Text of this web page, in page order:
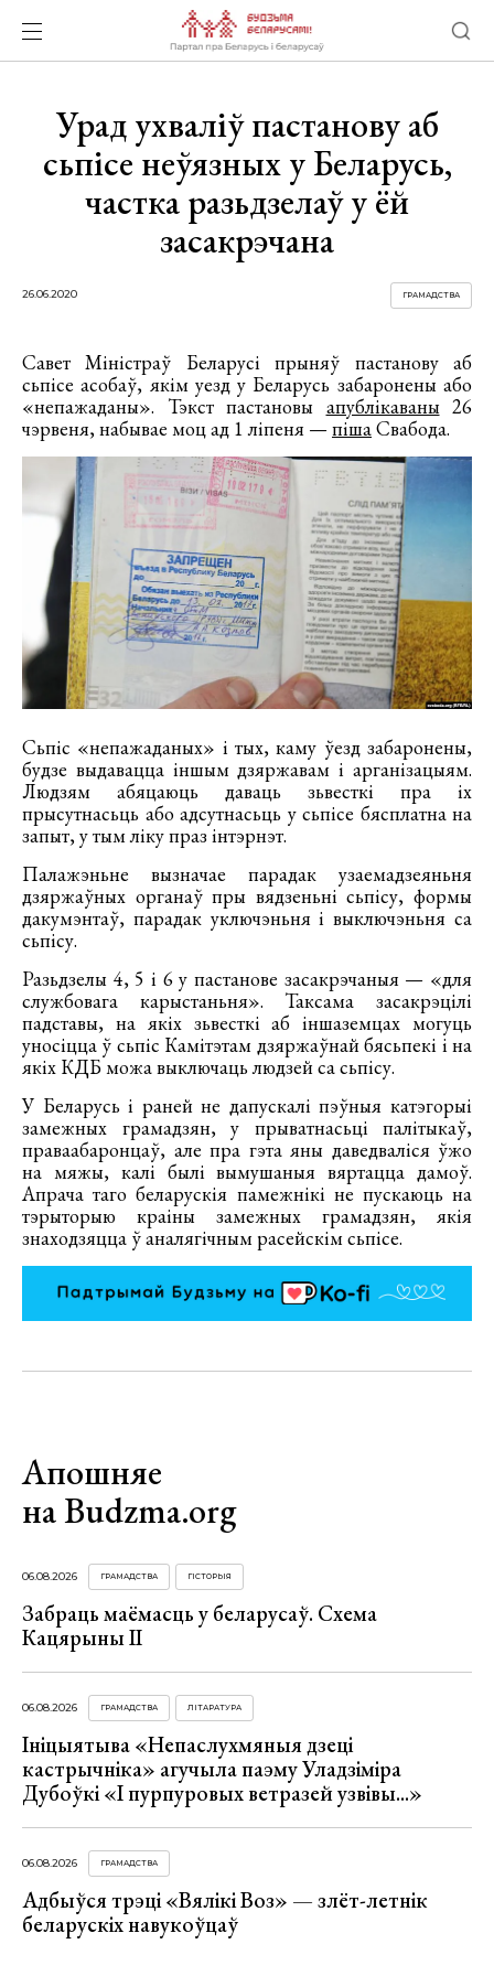
Урад ухваліў пастанову аб
сьпісе неўязных у Беларусь,
частка разьдзелаў у ёй
засакрэчана
26.06.2020 ГРАМАДСТВА
Савет Міністраў Беларусі прыняў пастанову аб
сьпісе асобаў, якім уезд у Беларусь забаронены або
«непажаданы». Тэкст пастановы апублікаваны26
чэрвеня, набывае моц ад 1 ліпеня —пішаСвабода.
Сьпіс «непажаданых» і тых, каму ўезд забаронены,
будзе выдавацца іншым дзяржавам і арганізацыям.
Людзям абяцаюць даваць зьвесткі пра іх
прысутнасьць або адсутнасьць у сьпісе бясплатна на
запыт, у тым ліку праз інтэрнэт.
Палажэньне вызначае парадак узаемадзеяньня
дзяржаўных органаў пры вядзеньні сьпісу, формы
дакумэнтаў, парадак уключэньня і выключэньня са
сьпісу.
Разьдзелы 4, 5 і 6 у пастанове засакрэчаныя — «для
службовага карыстаньня». Таксама засакрэцілі
падставы, на якіх зьвесткі аб іншаземцах могуць
уносіцца ў сьпіс Камітэтам дзяржаўнай бясьпекі і на
якіх КДБ можа выключаць людзей са сьпісу.
У Беларусь і раней не дапускалі пэўныя катэгорыі
замежных грамадзян, у прыватнасьці палітыкаў,
праваабаронцаў, але пра гэта яны даведваліся ўжо
на мяжы, калі былі вымушаныя вяртацца дамоў.
Апрача таго беларускія памежнікі не пускаюць на
тэрыторыю краіны замежных грамадзян, якія
знаходзяцца ў аналягічным расейскім сьпісе.
Апошняе
на Budzma.org
06.08.2026 ГРАМАДСТВА ГІСТОРЫЯ
Забраць маёмасць у беларусаў. Схема
Кацярыны ІІ
06.08.2026 ГРАМАДСТВА ЛІТАРАТУРА
Ініцыятыва «Непаслухмяныя дзеці
кастрычніка» агучыла паэму Уладзіміра
Дубоўкі «І пурпуровых ветразей узвівы...»
06.08.2026 ГРАМАДСТВА
Адбыўся трэці «Вялікі Воз» — злёт-летнік
беларускіх навукоўцаў